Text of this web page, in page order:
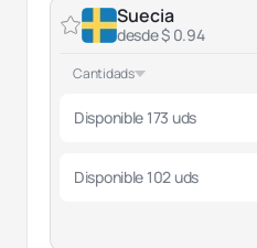
Suecia
desde $ 0.94
Cantidads
Disponible 173 uds
Disponible 102 uds